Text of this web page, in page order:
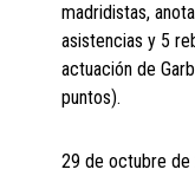
madridistas,
asistencias y 5
actuación de
puntos).
29 de octubre de